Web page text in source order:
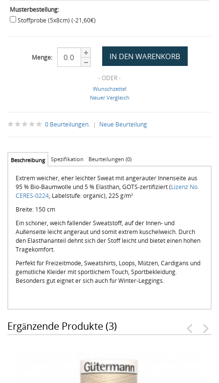
Musterbestellung:
Stoffprobe (5x8cm) (-21,60€)
Menge:
- ODER -
Wunschzettel
Neuer Vergleich
0 Beurteilungen. | Neue Beurteilung
Beschreibung Spezifikation Beurteilungen (0)
Extrem weicher, eher leichter Sweat mit angerauter Innenseite aus
95 % Bio-Baumwolle und 5 % Elasthan, GOTS-zertifiziert (Lizenz No.
CERES-0224, Labelstufe: organic), 225 g/m²
Breite: 150 cm
Ein schöner, weich fallender Sweatstoff, auf der Innen- und
Außenseite leicht angeraut und somit extrem kuschelweich. Durch
den Elasthananteil dehnt sich der Stoff leicht und bietet einen hohen
Tragekomfort.
Perfekt für Freizeitmode, Sweatshirts, Loops, Mützen, Cardigans und
gemütliche Kleider mit sportlichem Touch, Sportbekleidung.
Besonders gut eignet er sich auch für Winter-Leggings.
Ergänzende Produkte (3)